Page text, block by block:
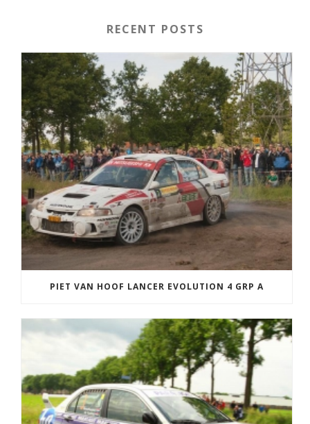
RECENT POSTS
PIET VAN HOOF LANCER EVOLUTION 4 GRP A